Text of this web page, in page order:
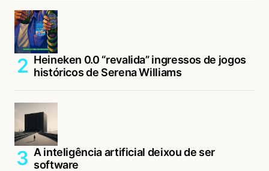
Heineken 0.0 “revalida” ingressos de jogos
históricos de Serena Williams
A inteligência artificial deixou de ser
software